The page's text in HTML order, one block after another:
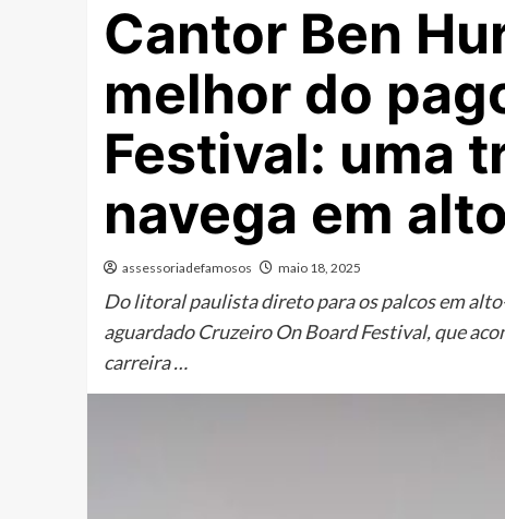
Cantor Ben
melhor do
Festival: uma
navega em
assessoriadefamosos maio 18, 2025
Do litoral paulista direto para os palcos em
aguardado Cruzeiro On Board Festival, que
carreira …